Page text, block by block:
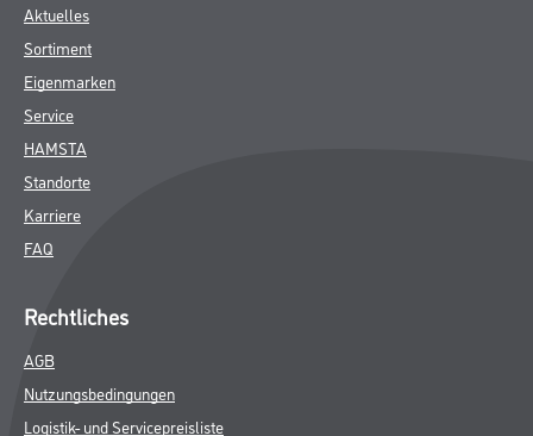
Aktuelles
Sortiment
Eigenmarken
Service
HAMSTA
Standorte
Karriere
FAQ
Rechtliches
AGB
Nutzungsbedingungen
Logistik- und Servicepreisliste